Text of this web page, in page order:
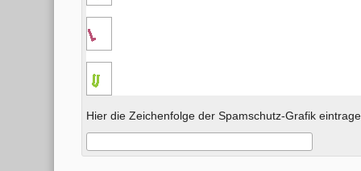
Hier die Zeichenfolge der Spamschutz-Grafik